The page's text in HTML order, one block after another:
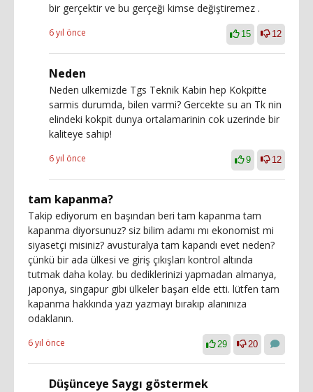
bir gerçektir ve bu gerçeği kimse değiştiremez .
6 yıl önce 15 12
Neden
Neden ulkemizde Tgs Teknik Kabin hep Kokpitte
sarmis durumda, bilen varmi? Gercekte su an Tk nin
elindeki kokpit dunya ortalamarinin cok uzerinde bir
kaliteye sahip!
6 yıl önce 9 12
tam kapanma?
Takip ediyorum en başından beri tam kapanma tam
kapanma diyorsunuz? siz bilim adamı mı ekonomist mi
siyasetçi misiniz? avusturalya tam kapandı evet neden?
çünkü bir ada ülkesi ve giriş çıkışları kontrol altında
tutmak daha kolay. bu dediklerinizi yapmadan almanya,
japonya, singapur gibi ülkeler başarı elde etti. lütfen tam
kapanma hakkında yazı yazmayı bırakıp alanınıza
odaklanın.
6 yıl önce 29 20
Düşünceye Saygı göstermek